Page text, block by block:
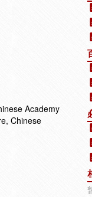
Academy
Chinese